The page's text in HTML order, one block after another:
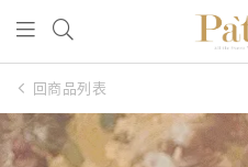
回商品列表